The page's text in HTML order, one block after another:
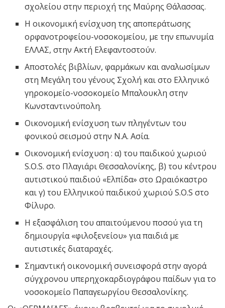
σχολείου στην περιοχή της Μαύρης Θάλασσας.
Η οικονομική ενίσχυση της αποπεράτωσης
ορφανοτροφείου-νοσοκομείου, με την επωνυμία
ΕΛΛΑΣ, στην Ακτή Ελεφαντοστούν.
Αποστολές βιβλίων, φαρμάκων και αναλωσίμων
στη Μεγάλη του γένους Σχολή και στο Ελληνικό
γηροκομείο-νοσοκομείο Μπαλουκλη στην
Κωνσταντινούπολη.
Οικονομική ενίσχυση των πληγέντων του
φονικού σεισμού στην Ν.Α. Ασία.
Οικονομική ενίσχυση : α) του παιδικού χωριού
S.O.S. στο Πλαγιάρι Θεσσαλονίκης, β) του κέντρου
αυτιστικού παιδιού «Ελπίδα» στο Ωραιόκαστρο
και γ) του Ελληνικού παιδικού χωριού S.O.S στο
Φίλυρο.
Η εξασφάλιση του απαιτούμενου ποσού για τη
δημιουργία «φιλοξενείου» για παιδιά με
αυτιστικές διαταραχές.
Σημαντική οικονομική συνεισφορά στην αγορά
σύγχρονου υπερηχοκαρδιογράφου παίδων για το
νοσοκομείο Παπαγεωργίου Θεσσαλονίκης.